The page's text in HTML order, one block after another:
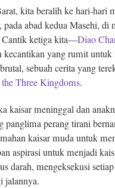
kita beralih ke hari-hari
abad kedua Masehi, di
Cantik ketiga kita—Diao
kecantikan yang rumit
sebuah cerita yang
Three Kingdoms.
kaisar meninggal dan
panglima perang tirani
kaisar muda untuk
aspirasi untuk menjadi
darah, mengeksekusi
jalannya.